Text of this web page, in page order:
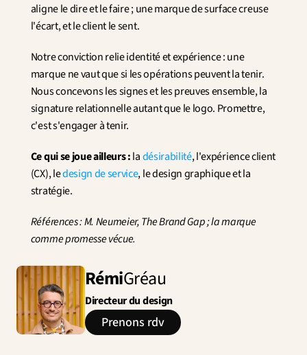
aligne le dire et le faire ; une marque de surface creuse
l'écart, et le client le sent.
Notre conviction relie identité et expérience : une
marque ne vaut que si les opérations peuvent la tenir.
Nous concevons les signes et les preuves ensemble, la
signature relationnelle autant que le logo. Promettre,
c'est s'engager à tenir.
Ce qui se joue ailleurs : la désirabilité, l'expérience client
(CX), le design de service, le design graphique et la
stratégie.
Références : M. Neumeier, The Brand Gap ; la marque
comme promesse vécue.
RémiGréau
Directeur du design
Prenons rdv